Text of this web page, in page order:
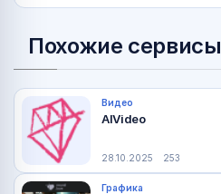
Похожие сервисы
Видео
AIVideo
28.10.2025 253
Графика